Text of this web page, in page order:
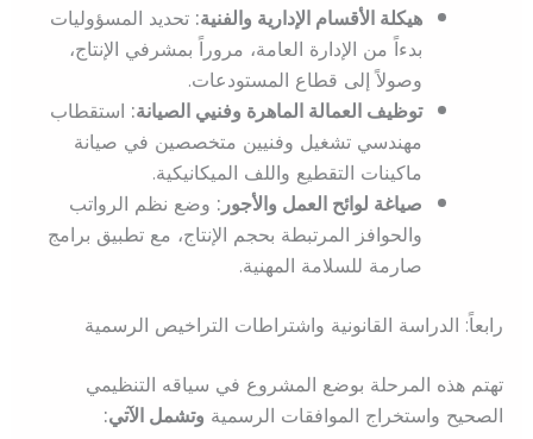
هيكلة الأقسام الإدارية والفنية:تحديد المسؤوليات
بدءاً من الإدارة العامة، مروراً بمشرفي الإنتاج،
وصولاً إلى قطاع المستودعات.
توظيف العمالة الماهرة وفنيي الصيانة:استقطاب
مهندسي تشغيل وفنيين متخصصين في صيانة
ماكينات التقطيع واللف الميكانيكية.
صياغة لوائح العمل والأجور:وضع نظم الرواتب
والحوافز المرتبطة بحجم الإنتاج، مع تطبيق برامج
صارمة للسلامة المهنية.
رابعاً: الدراسة القانونية واشتراطات التراخيص الرسمية
تهتم هذه المرحلة بوضع المشروع في سياقه التنظيمي
الصحيح واستخراج الموافقات الرسمية وتشمل الآتي: